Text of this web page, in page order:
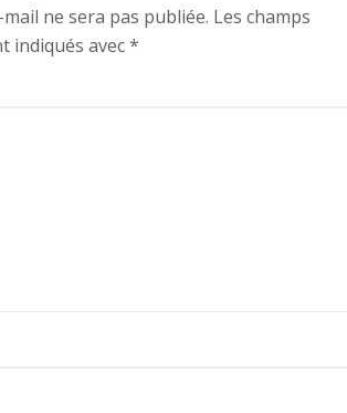
ne sera pas publiée. Les champs
indiqués avec*